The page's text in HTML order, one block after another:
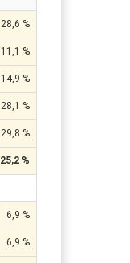
28,6 %
11,1 %
14,9 %
28,1 %
29,8 %
25,2 %
6,9 %
6,9 %